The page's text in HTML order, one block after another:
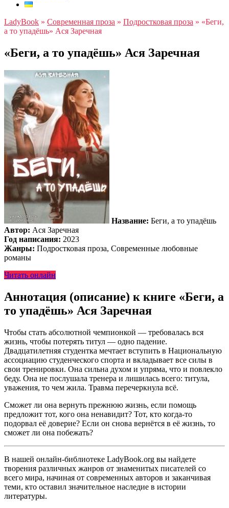
LadyBook » Современная проза » Подростковая проза » «Беги,
а то упадёшь» Ася Заречная
«Беги, а то упадёшь» Ася Заречная
Название: Беги, а то упадёшь
Автор: Ася Заречная
Год написания: 2023
Жанры: Подростковая проза, Современные любовные
романы
Читать онлайн
Аннотация (описание) к книге «Беги, а
то упадёшь» Ася Заречная
Чтобы стать абсолютной чемпионкой — требовалась вся
жизнь, чтобы потерять титул — одно падение.
Двадцатилетняя студентка мечтает вступить в Национальную
ассоциацию студенческого спорта и вкладывает все силы в
свои тренировки. Она сильна духом и упряма, что и повлекло
беду. Она не послушала тренера и лишилась всего: титула,
уважения, то чем жила. Травма перечеркнула всё.
Сможет ли она вернуть прежнюю жизнь, если помощь
предложит тот, кого она ненавидит? Тот, кто когда-то
подорвал её доверие? Если он снова вернётся в её жизнь, то
сможет ли она побежать?
В нашей онлайн-библиотеке LadyBook.org вы найдете
творения различных жанров от знаменитых писателей со
всего мира, начиная от современных авторов и заканчивая
теми, кто оставил значительное наследие в истории
литературы.